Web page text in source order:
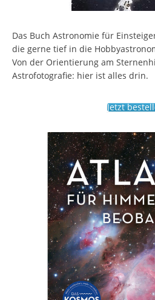
Das Buch Astronomie für
die gerne tief in die
Von der Orientierung am
Astrofotografie: hier ist alles drin.
Jetzt